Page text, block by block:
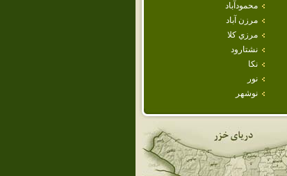
محمودآباد
مرزن آباد
مرزي كلا
نشتارود
نكا
نور
نوشهر